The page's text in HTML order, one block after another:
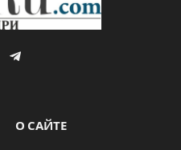
Telegram
О САЙТЕ